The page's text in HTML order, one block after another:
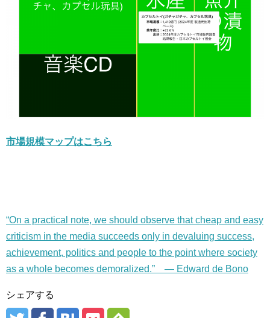
市場規模マップはこちら
“On a practical note, we should observe that cheap and easy
criticism in the media succeeds only in devaluing success,
achievement, politics and people to the point where society
as a whole becomes demoralized.” — Edward de Bono
シェアする